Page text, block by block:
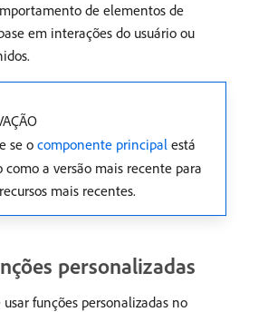
de elementos de
em interações do usuário ou
se ocomponente principal está
como a versão mais recente para
mais recentes.
personalizadas
funções personalizadas no